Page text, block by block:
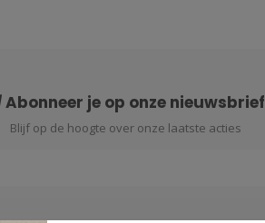
Abonneer je op onze nieuwsbrief
Blijf op de hoogte over onze laatste acties